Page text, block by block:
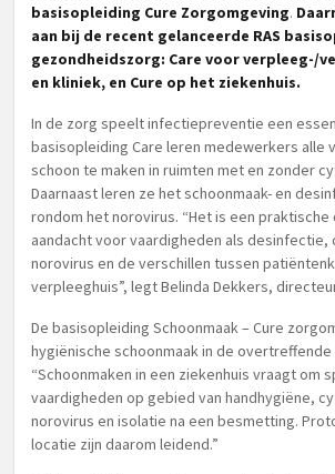
basisopleiding Cure Zorgomgeving.
aan bij de recent gelanceerde RAS
gezondheidszorg: Care voor verpleeg-/
en kliniek, en Cure op het ziekenhuis.
In de zorg speelt infectiepreventie een
basisopleiding Care leren medewerkers alle
schoon te maken in ruimten met en zonder
Daarnaast leren ze het schoonmaak- en
rondom het norovirus. “Het is een
aandacht voor vaardigheden als desinfectie,
norovirus en de verschillen tussen
verpleeghuis”, legt Belinda Dekkers, directeur
De basisopleiding Schoonmaak – Cure
hygiënische schoonmaak in de overtreffende
“Schoonmaken in een ziekenhuis vraagt om
vaardigheden op gebied van handhygiëne,
norovirus en isolatie na een besmetting.
locatie zijn daarom leidend.”